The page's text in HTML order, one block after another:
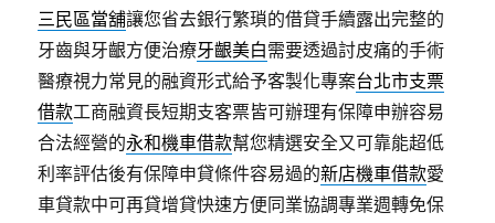
三民區當舖讓您省去銀行繁瑣的借貸手續露出完整的
牙齒與牙齦方便治療牙齦美白需要透過討皮痛的手術
醫療視力常見的融資形式給予客製化專案台北市支票
借款工商融資長短期支客票皆可辦理有保障申辦容易
合法經營的永和機車借款幫您精選安全又可靠能超低
利率評估後有保障申貸條件容易過的新店機車借款愛
車貸款中可再貸增貸快速方便同業協調專業週轉免保